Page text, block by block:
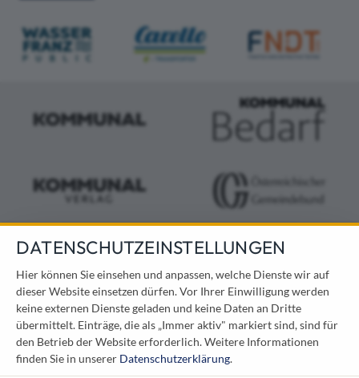
KONTAKT
Österreichischer Kommunal-Verlag GmbH
Löwelstraße 6 / 2. Stock
1010 Wien
messe@kommunal.at
DATENSCHUTZEINSTELLUNGEN
Hier können Sie einsehen und anpassen, welche Dienste wir auf
dieser Website einsetzen dürfen. Vor Ihrer Einwilligung werden
keine externen Dienste geladen und keine Daten an Dritte
übermittelt. Einträge, die als „Immer aktiv" markiert sind, sind für
den Betrieb der Website erforderlich.Weitere Informationen
finden Sie in unserer Datenschutzerklärung.